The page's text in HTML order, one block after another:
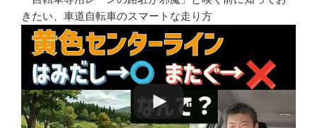
きたい、車道自転車のスマートな走り方